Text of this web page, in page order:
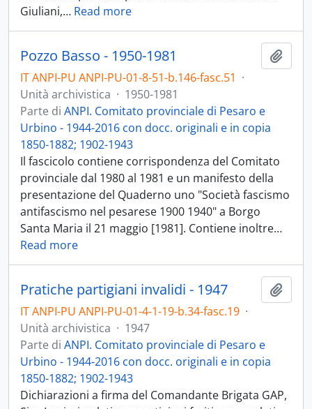
Giuliani,… Read more
Pozzo Basso - 1950-1981
IT ANPI-PU ANPI-PU-01-8-51-b.146-fasc.51 ·
Unità archivistica · 1950-1981
Parte di ANPI. Comitato provinciale di Pesaro e
Urbino - 1944-2016 con docc. originali e in copia
1850-1882; 1902-1943
Il fascicolo contiene corrispondenza del Comitato
provinciale dal 1980 al 1981 e un manifesto della
presentazione del Quaderno uno "Società fascismo
antifascismo nel pesarese 1900 1940" a Borgo
Santa Maria il 21 maggio [1981]. Contiene inoltre…
Read more
Pratiche partigiani invalidi - 1947
IT ANPI-PU ANPI-PU-01-4-1-19-b.34-fasc.19 ·
Unità archivistica · 1947
Parte di ANPI. Comitato provinciale di Pesaro e
Urbino - 1944-2016 con docc. originali e in copia
1850-1882; 1902-1943
Dichiarazioni a firma del Comandante Brigata GAP,